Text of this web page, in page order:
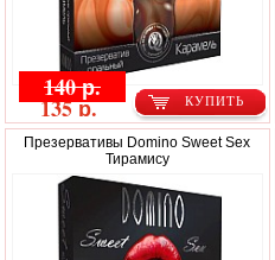
КУПИТЬ
140 р.
135 р.
Презервативы Domino Sweet Sex
Тирамису